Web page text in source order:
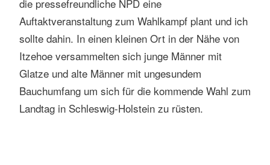
die pressefreundliche NPD eine
Auftaktveranstaltung zum Wahlkampf plant und ich
sollte dahin. In einen kleinen Ort in der Nähe von
Itzehoe versammelten sich junge Männer mit
Glatze und alte Männer mit ungesundem
Bauchumfang um sich für die kommende Wahl zum
Landtag in Schleswig-Holstein zu rüsten.